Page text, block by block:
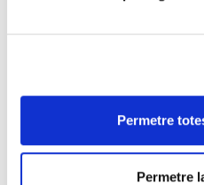
Permetre
Permetre